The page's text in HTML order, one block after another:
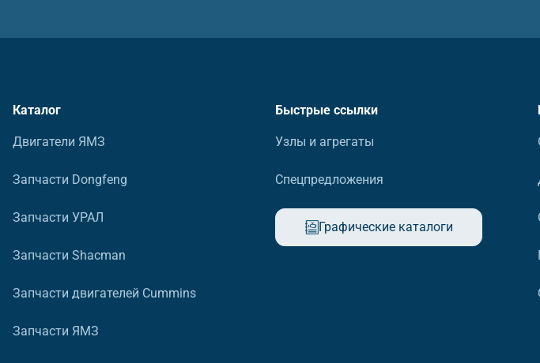
Каталог
Двигатели ЯМЗ
Запчасти Dongfeng
Запчасти УРАЛ
Запчасти Shacman
Запчасти двигателей Cummins
Запчасти ЯМЗ
Быстрые ссылки
Узлы и агрегаты
Спецпредложения
Графические каталоги